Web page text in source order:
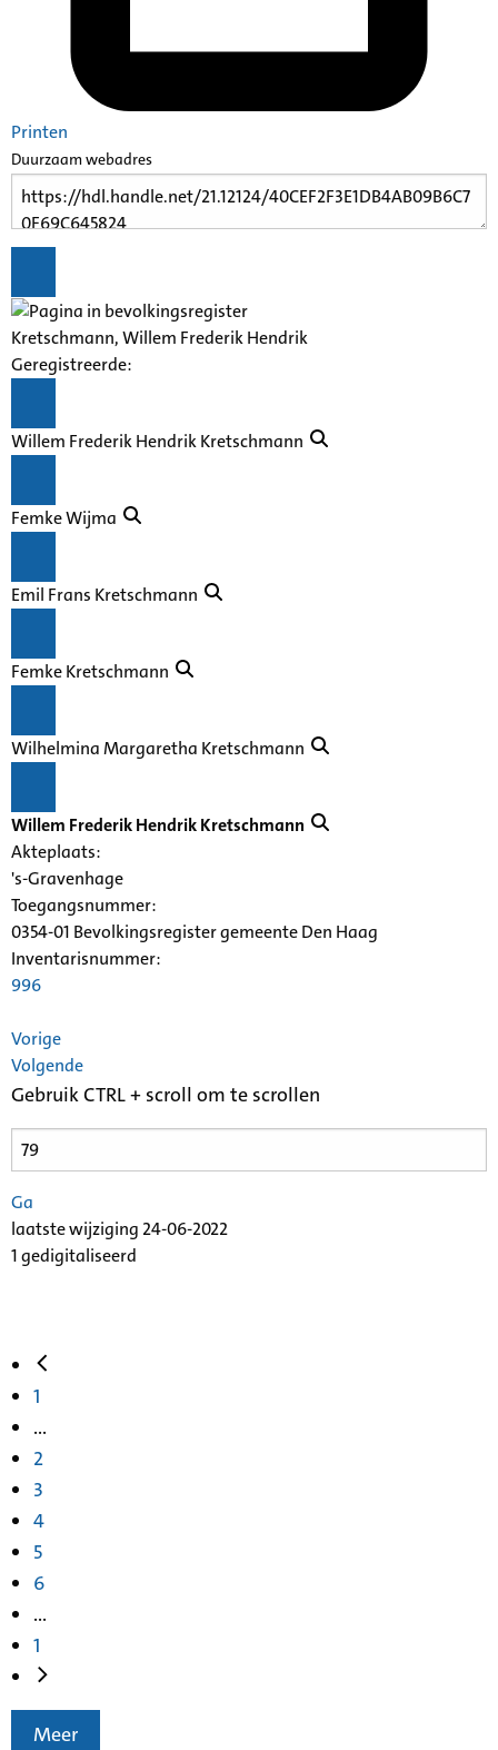
Printen
Duurzaam webadres
Kretschmann, Willem Frederik Hendrik
Geregistreerde:
Willem Frederik Hendrik Kretschmann
Femke Wijma
Emil Frans Kretschmann
Femke Kretschmann
Wilhelmina Margaretha Kretschmann
Willem Frederik Hendrik Kretschmann
Akteplaats:
's-Gravenhage
Toegangsnummer:
0354-01 Bevolkingsregister gemeente Den Haag
Inventarisnummer:
996
Vorige
Volgende
Gebruik CTRL + scroll om te scrollen
Ga
laatste wijziging 24-06-2022
1 gedigitaliseerd
1
...
2
3
4
5
6
...
1
Meer